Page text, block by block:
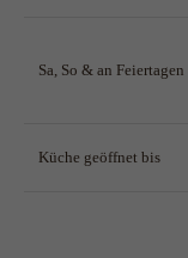
Sa, So & an Feiertagen
Küche geöffnet bis